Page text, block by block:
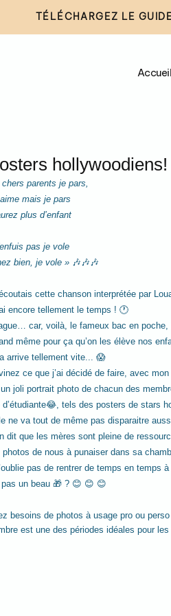
TÉLÉCHARGEZ LE
Accueil
hollywoodiens!
parents je pars,
mais je pars
plus d’enfant
pas je vole
bien, je vole » 🎶🎶🎶
cette chanson interprétée par
encore tellement le temps ! 🕐
car, voilà, le fameux bac en
même pour ça qu’on les élève nos
arrive tellement vite... 😱
ce que j’ai décidé de faire, avec
un joli portrait photo de chacun des
d’étudiante😂, tels des posters de stars
ne va tout de même pas disparaitre
dit que les mères sont pleine de
photos de nous à punaiser dans sa
pas de rentrer de temps en temps
pas un beau 🎁 ? 😊 😊 😊
besoins de photos à usage pro ou
est une des périodes idéales pour les